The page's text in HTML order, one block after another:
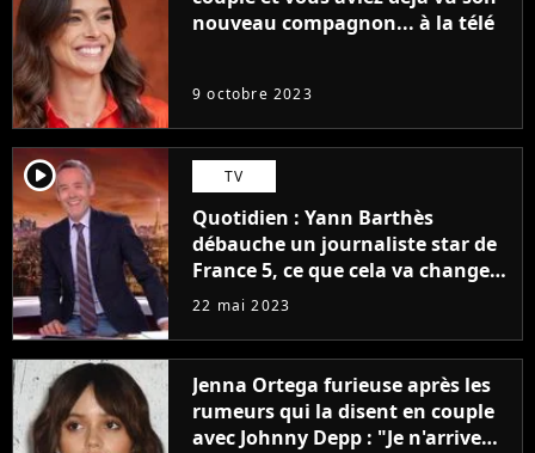
nouveau compagnon... à la télé
9 octobre 2023
player2 TV
Quotidien : Yann Barthès
débauche un journaliste star de
France 5, ce que cela va changer
à la rentrée
22 mai 2023
Jenna Ortega furieuse après les
rumeurs qui la disent en couple
avec Johnny Depp : "Je n'arrive